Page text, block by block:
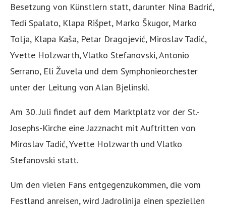
Besetzung von Künstlern statt, darunter Nina Badrić,
Tedi Spalato, Klapa Rišpet, Marko Škugor, Marko
Tolja, Klapa Kaša, Petar Dragojević, Miroslav Tadić,
Yvette Holzwarth, Vlatko Stefanovski, Antonio
Serrano, Eli Žuvela und dem Symphonieorchester
unter der Leitung von Alan Bjelinski.
Am 30. Juli findet auf dem Marktplatz vor der St.-
Josephs-Kirche eine Jazznacht mit Auftritten von
Miroslav Tadić, Yvette Holzwarth und Vlatko
Stefanovski statt.
Um den vielen Fans entgegenzukommen, die vom
Festland anreisen, wird Jadrolinija einen speziellen